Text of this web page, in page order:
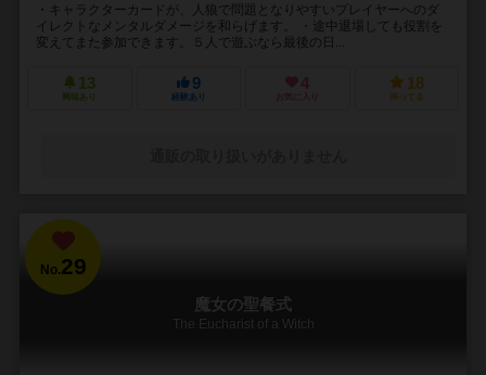
・キャラクターカードが、人狼で問題となりやすいプレイヤーへのダ
イレクトなメンタルダメージを和らげます。 ・途中退場しても役割を
変えてまた参加できます。５人で遊ぶなら最後の日...
13
興味あり
9
経験あり
4
お気に入り
18
持ってる
No.29
魔女の聖餐式
The Eucharist of a Witch